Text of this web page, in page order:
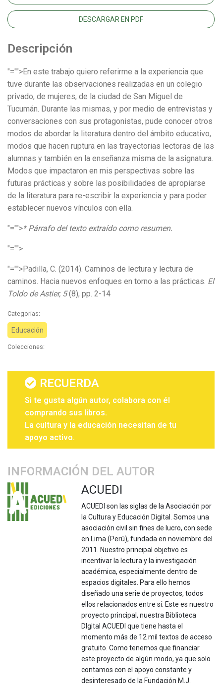
DESCARGAR EN PDF
Descripción
"="">En este trabajo quiero referirme a la experiencia que
tuve durante las observaciones realizadas en un colegio
privado, de mujeres, de la ciudad de San Miguel de
Tucumán. Durante las mismas, y por medio de entrevistas y
conversaciones con sus protagonistas, pude conocer otros
modos de abordar la literatura dentro del ámbito educativo,
modos que hacen ruptura en las trayectorias lectoras de las
alumnas y también en la enseñanza misma de la asignatura.
Modos que impactaron en mis perspectivas sobre las
futuras prácticas y sobre las posibilidades de apropiarse
de la literatura para re-escribir la experiencia y para poder
establecer nuevos vínculos con ella.
"="">* Párrafo del texto extraído como resumen.
"="">
"="">Padilla, C. (2014). Caminos de lectura y lectura de
caminos. Hacia nuevos enfoques en torno a las prácticas. El
Toldo de Astier, 5(8), pp. 2-14
Categorias:
Educación
Colecciones:
RECUERDA
Si te gusta algún autor, colabora con él
comprando sus libros.
La cultura y la educación necesitan de tu
apoyo activo.
INFORMACIÓN DEL AUTOR
ACUEDI
ACUEDI son las siglas de la Asociación por
la Cultura y Educación Digital. Somos una
asociación civil sin fines de lucro, con sede
en Lima (Perú), fundada en noviembre del
2011. Nuestro principal objetivo es
incentivar la lectura y la investigación
académica, especialmente dentro de
espacios digitales. Para ello hemos
diseñado una serie de proyectos, todos
ellos relacionados entre sí. Este es nuestro
proyecto principal, nuestra Biblioteca
DIgital ACUEDI que tiene hasta el
momento más de 12 mil textos de acceso
gratuito. Como tenemos que financiar
este proyecto de algún modo, ya que solo
contamos con el apoyo constante y
desinteresado de la Fundación M.J.